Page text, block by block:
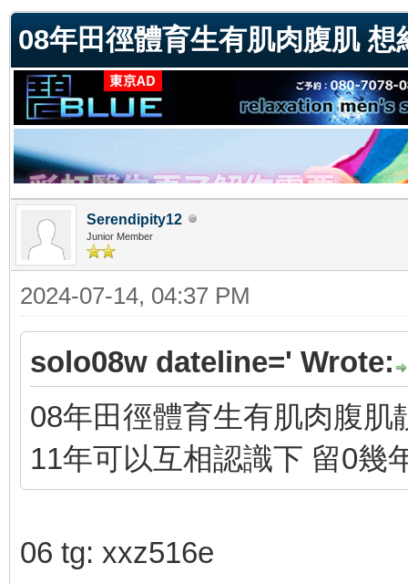
08年田徑體育生有肌肉腹肌
Serendipity12
Junior Member
2024-07-14, 04:37 PM
solo08w dateline=' Wrote:
08年田徑體育生有肌肉腹
11年可以互相認識下 留0幾
06 tg: xxz516e